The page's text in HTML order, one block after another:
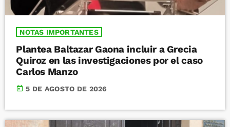
NOTAS IMPORTANTES
Plantea Baltazar Gaona incluir a Grecia
Quiroz en las investigaciones por el caso
Carlos Manzo
today 5 DE AGOSTO DE 2026